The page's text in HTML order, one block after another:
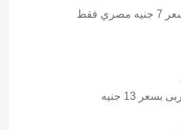
ميرندا برتقال / تفاح بسعر 7 جنيه مصري فقط
ساندوتش قشطة بالمربى بسعر 13 جنيه